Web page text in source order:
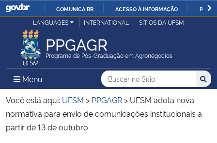
IR
COMUNICA BR ACESSO À INFORMAÇÃO
Ministério da Justiça e Segurança Pública
Ministério da Defesa
Ministério das Relações Exteriores
Ministério da Economia
LANGUAGES INTERNATIONAL SÍTIOS DA UFSM
PPGAGR
Programa de Pós-Graduação em Agronégocios
Menu Menu Principal do Sítio
Busca
Buscar no no Sítio
Busca:
Você está aqui: UFSM > PPGAGR > UFSM adota nova
normativa para envio de comunicações institucionais a
partir de 13 de outubro